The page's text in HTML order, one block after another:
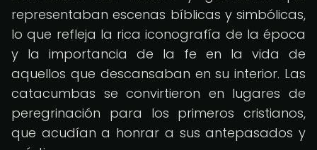
representaban escenas bíblicas y simbólicas,
lo que refleja la rica iconografía de la época
y la importancia de la fe en la vida de
aquellos que descansaban en su interior. Las
catacumbas se convirtieron en lugares de
peregrinación para los primeros cristianos,
que acudían a honrar a sus antepasados y